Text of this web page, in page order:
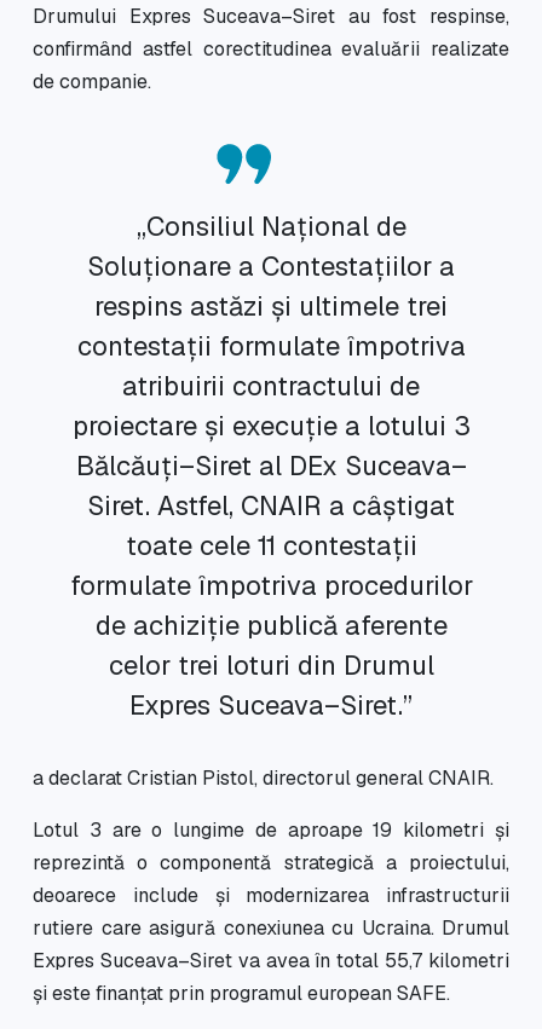
Drumului Expres Suceava–Siret au fost respinse,
confirmând astfel corectitudinea evaluării realizate
de companie.
„Consiliul Național de
Soluționare a Contestațiilor a
respins astăzi și ultimele trei
contestații formulate împotriva
atribuirii contractului de
proiectare și execuție a lotului 3
Bălcăuți–Siret al DEx Suceava–
Siret. Astfel, CNAIR a câștigat
toate cele 11 contestații
formulate împotriva procedurilor
de achiziție publică aferente
celor trei loturi din Drumul
Expres Suceava–Siret.”
a declarat Cristian Pistol, directorul general CNAIR.
Lotul 3 are o lungime de aproape 19 kilometri și
reprezintă o componentă strategică a proiectului,
deoarece include și modernizarea infrastructurii
rutiere care asigură conexiunea cu Ucraina. Drumul
Expres Suceava–Siret va avea în total 55,7 kilometri
și este finanțat prin programul european SAFE.